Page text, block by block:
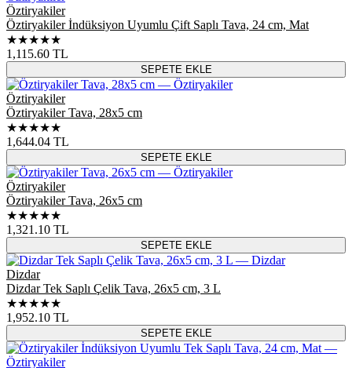
Öztiryakiler
Öztiryakiler İndüksiyon Uyumlu Çift Saplı Tava, 24 cm, Mat
★★★★★
1,115.60 TL
SEPETE EKLE
Öztiryakiler
Öztiryakiler Tava, 28x5 cm
★★★★★
1,644.04 TL
SEPETE EKLE
Öztiryakiler
Öztiryakiler Tava, 26x5 cm
★★★★★
1,321.10 TL
SEPETE EKLE
Dizdar
Dizdar Tek Saplı Çelik Tava, 26x5 cm, 3 L
★★★★★
1,952.10 TL
SEPETE EKLE